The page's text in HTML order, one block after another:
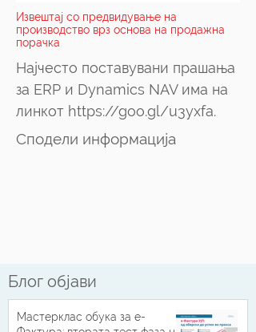
Извештај со предвидување на
производство врз основа на продажна
порачка
Најчесто поставувани прашања
за ERP и Dynamics NAV има на
линкот https://goo.gl/u3yxfa.
Сподели информација
Блог објави
Мастерклас обука за е-